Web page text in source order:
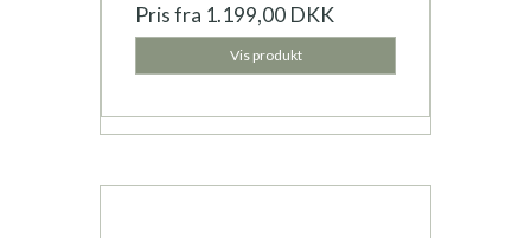
Pris fra 1.199,00 DKK
Vis produkt